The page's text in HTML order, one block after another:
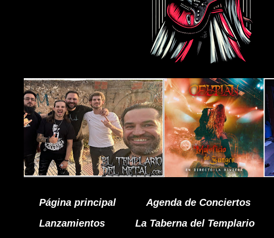
Página principal Agenda de Conciertos
Lanzamientos
La Taberna del Templario